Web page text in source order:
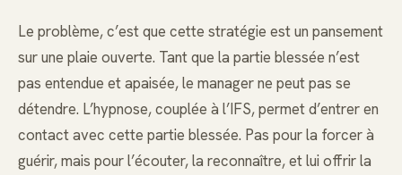
Le problème, c’est que cette stratégie est un pansement
sur une plaie ouverte. Tant que la partie blessée n’est
pas entendue et apaisée, le manager ne peut pas se
détendre. L’hypnose, couplée à l’IFS, permet d’entrer en
contact avec cette partie blessée. Pas pour la forcer à
guérir, mais pour l’écouter, la reconnaître, et lui offrir la